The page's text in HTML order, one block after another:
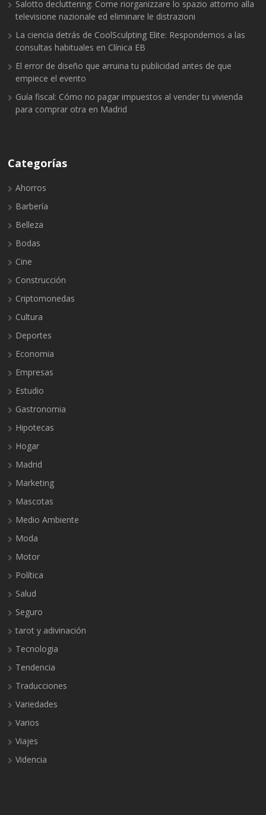
Salotto decluttering: Come riorganizzare lo spazio attorno alla
televisione nazionale ed eliminare le distrazioni
La ciencia detrás de CoolSculpting Elite: Respondemos a las
consultas habituales en Clínica EB
El error de diseño que arruina tu publicidad antes de que
empiece el evento
Guía fiscal: Cómo no pagar impuestos al vender tu vivienda
para comprar otra en Madrid
Categorías
Ahorros
Barbería
Belleza
Bodas
Cine
Construcción
Criptomonedas
Cultura
Deportes
Economia
Empresas
Estudio
Gastronomia
Hipotecas
Hogar
Madrid
Marketing
Mascotas
Medio Ambiente
Moda
Motor
Política
Salud
Seguro
tarot y adivinación
Tecnologia
Tendencia
Traducciones
Variedades
Varios
Viajes
Videncia